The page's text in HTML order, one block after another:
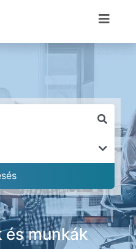
és munkák